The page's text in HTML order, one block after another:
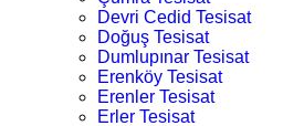
Devri Cedid Tesisat
Doğuş Tesisat
Dumlupınar Tesisat
Erenköy Tesisat
Erenler Tesisat
Erler Tesisat